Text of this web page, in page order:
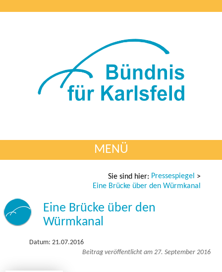
MENÜ
Sie sind hier: Pressespiegel >
Eine Brücke über den Würmkanal
Eine Brücke über den
Würmkanal
Datum: 21.07.2016
Beitrag veröffentlicht am 27. September 2016